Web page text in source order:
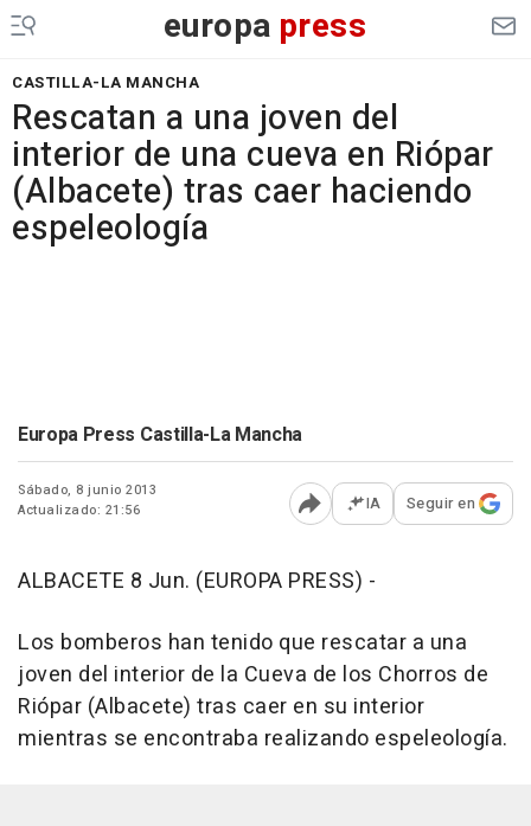
europa press
CASTILLA-LA MANCHA
Rescatan a una joven del
interior de una cueva en Riópar
(Albacete) tras caer haciendo
espeleología
Europa Press Castilla-La Mancha
Sábado, 8 junio 2013
Actualizado: 21:56
Abrir opciones para
IA Seguir en
ALBACETE 8 Jun. (EUROPA PRESS) -
Los bomberos han tenido que rescatar a una
joven del interior de la Cueva de los Chorros de
Riópar (Albacete) tras caer en su interior
mientras se encontraba realizando espeleología.